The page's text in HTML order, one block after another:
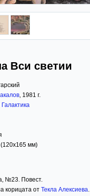
Вси светии
, 1981 г.
(120x165 мм)
№23. Повест.
корицата от Текла Алексиева.